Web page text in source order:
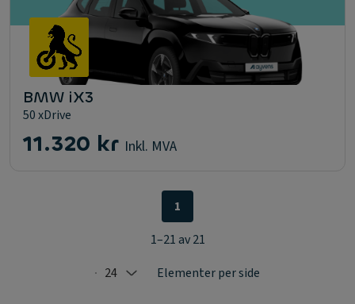
BMW iX3
50 xDrive
11.320 kr Inkl. MVA
Selected: 24
24 Elementer per side
1
1–21 av 21